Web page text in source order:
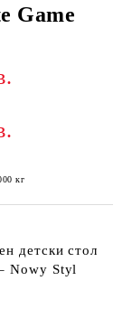
Game
кг
детски стол
Nowy Styl